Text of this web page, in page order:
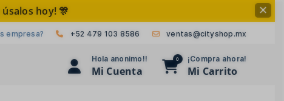
hoy! 🎊 ✕
empresa? +52 479 103 8586 ventas@cityshop.mx
Hola anonimo!!
Mi Cuenta
0 ¡Compra ahora!
Mi Carrito